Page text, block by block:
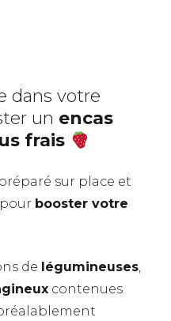
dans votre
un encas
frais
sur place et
booster votre
de légumineuses,
contenues